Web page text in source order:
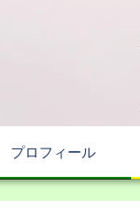
プロフィール